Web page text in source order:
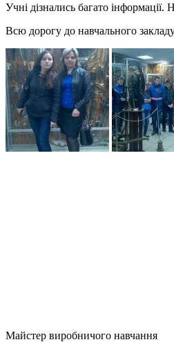
Учні дізнались багато
Всю дорогу до навчального
Майстер виробничого